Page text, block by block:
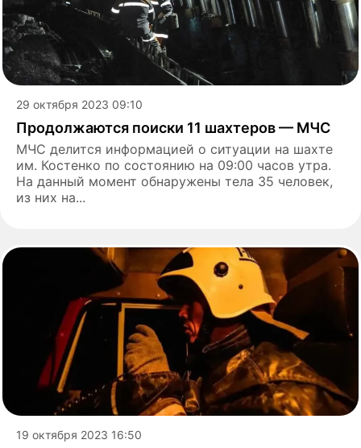
29 октября 2023 09:10
Продолжаются поиски 11 шахтеров — МЧС
МЧС делится информацией о ситуации на шахте
им. Костенко по состоянию на 09:00 часов утра.
На данный момент обнаружены тела 35 человек,
из них на...
19 октября 2023 16:50